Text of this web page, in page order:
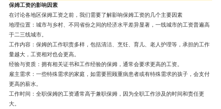
保姆工资的影响因素
在讨论各地区保姆工资之前，我们需要了解影响保姆工资的几个主要因素
地理位置：城市与乡村、不同省份之间的经济水平差异显著，一线城市的工资普遍高
于二三线城市。
工作内容：保姆的工作职责多样，包括清洁、烹饪、育儿、老人护理等，承担的工作
量越大，工资相对也会更高。
经验与资质：拥有相关证书和工作经验的保姆，通常会要求更高的工资。
雇主需求：一些特殊需求的家庭，如需要照顾重病患者或有特殊需求的孩子，会支付
更高的薪水。
工作时间：全职保姆的工资通常高于兼职保姆，因为全职工作涉及的时间和责任更
大。